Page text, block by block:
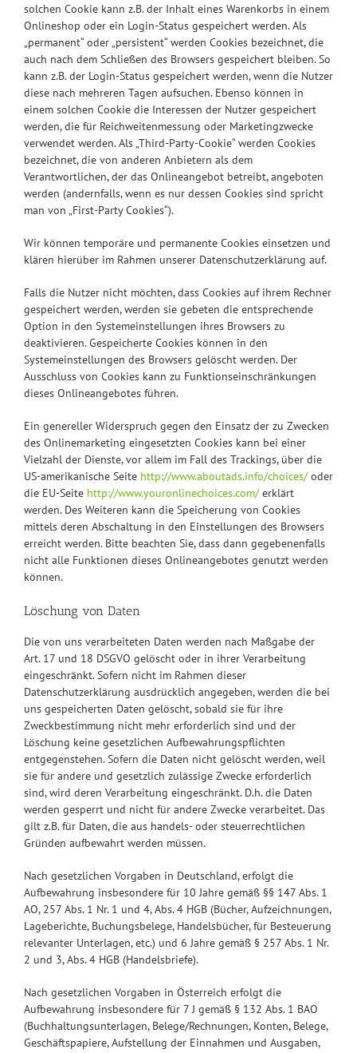
solchen Cookie kann z.B. der Inhalt eines Warenkorbs in einem
Onlineshop oder ein Login-Status gespeichert werden. Als
„permanent“ oder „persistent“ werden Cookies bezeichnet, die
auch nach dem Schließen des Browsers gespeichert bleiben. So
kann z.B. der Login-Status gespeichert werden, wenn die Nutzer
diese nach mehreren Tagen aufsuchen. Ebenso können in
einem solchen Cookie die Interessen der Nutzer gespeichert
werden, die für Reichweitenmessung oder Marketingzwecke
verwendet werden. Als „Third-Party-Cookie“ werden Cookies
bezeichnet, die von anderen Anbietern als dem
Verantwortlichen, der das Onlineangebot betreibt, angeboten
werden (andernfalls, wenn es nur dessen Cookies sind spricht
man von „First-Party Cookies“).
Wir können temporäre und permanente Cookies einsetzen und
klären hierüber im Rahmen unserer Datenschutzerklärung auf.
Falls die Nutzer nicht möchten, dass Cookies auf ihrem Rechner
gespeichert werden, werden sie gebeten die entsprechende
Option in den Systemeinstellungen ihres Browsers zu
deaktivieren. Gespeicherte Cookies können in den
Systemeinstellungen des Browsers gelöscht werden. Der
Ausschluss von Cookies kann zu Funktionseinschränkungen
dieses Onlineangebotes führen.
Ein genereller Widerspruch gegen den Einsatz der zu Zwecken
des Onlinemarketing eingesetzten Cookies kann bei einer
Vielzahl der Dienste, vor allem im Fall des Trackings, über die
US-amerikanische Seite http://www.aboutads.info/choices/oder
die EU-Seite http://www.youronlinechoices.com/erklärt
werden. Des Weiteren kann die Speicherung von Cookies
mittels deren Abschaltung in den Einstellungen des Browsers
erreicht werden. Bitte beachten Sie, dass dann gegebenenfalls
nicht alle Funktionen dieses Onlineangebotes genutzt werden
können.
Löschung von Daten
Die von uns verarbeiteten Daten werden nach Maßgabe der
Art. 17 und 18 DSGVO gelöscht oder in ihrer Verarbeitung
eingeschränkt. Sofern nicht im Rahmen dieser
Datenschutzerklärung ausdrücklich angegeben, werden die bei
uns gespeicherten Daten gelöscht, sobald sie für ihre
Zweckbestimmung nicht mehr erforderlich sind und der
Löschung keine gesetzlichen Aufbewahrungspflichten
entgegenstehen. Sofern die Daten nicht gelöscht werden, weil
sie für andere und gesetzlich zulässige Zwecke erforderlich
sind, wird deren Verarbeitung eingeschränkt. D.h. die Daten
werden gesperrt und nicht für andere Zwecke verarbeitet. Das
gilt z.B. für Daten, die aus handels- oder steuerrechtlichen
Gründen aufbewahrt werden müssen.
Nach gesetzlichen Vorgaben in Deutschland, erfolgt die
Aufbewahrung insbesondere für 10 Jahre gemäß §§ 147 Abs. 1
AO, 257 Abs. 1 Nr. 1 und 4, Abs. 4 HGB (Bücher, Aufzeichnungen,
Lageberichte, Buchungsbelege, Handelsbücher, für Besteuerung
relevanter Unterlagen, etc.) und 6 Jahre gemäß § 257 Abs. 1 Nr.
2 und 3, Abs. 4 HGB (Handelsbriefe).
Nach gesetzlichen Vorgaben in Österreich erfolgt die
Aufbewahrung insbesondere für 7 J gemäß § 132 Abs. 1 BAO
(Buchhaltungsunterlagen, Belege/Rechnungen, Konten, Belege,
Geschäftspapiere, Aufstellung der Einnahmen und Ausgaben,